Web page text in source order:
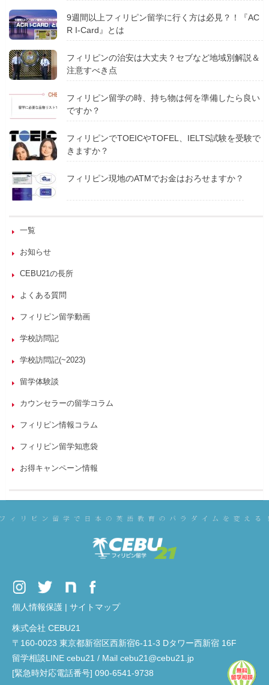
9週間以上フィリピン留学に行く方は必見？！『AC
R I-Card』とは
フィリピンの治安は大丈夫？セブなど地域別解説＆
注意すべき点
フィリピン留学の時、持ち物は何を準備したら良い
ですか？
フィリピンでTOEICやTOFEL、IELTS試験を受験で
きますか？
フィリピン現地のATMでお金はおろせますか？
一覧
お知らせ
CEBU21の長所
よくある質問
フィリピン留学動画
学校訪問記
学校訪問記(~2023)
留学体験談
カウンセラーの留学コラム
フィリピン情報コラム
フィリピン留学知恵袋
お得キャンペーン情報
個人情報保護 | サイトマップ
株式会社 CEBU21
〒160-0023 東京都新宿区西新宿6-11-3 Dタワー西新宿 16F
留学相談LINE cebu21 / Mail cebu21@cebu21.jp
[緊急時対応電話番号] 090-6541-9738